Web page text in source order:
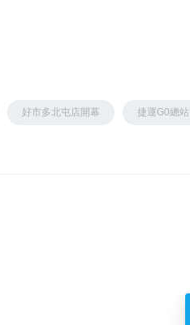
好市多北屯店開幕 捷運G0總站